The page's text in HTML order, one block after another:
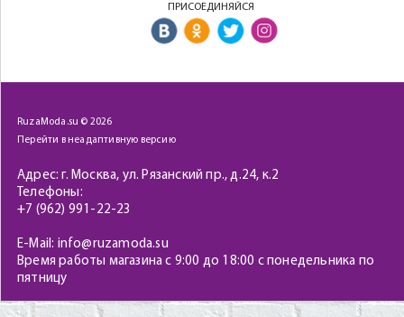
ПРИСОЕДИНЯЙСЯ
RuzaModa.su © 2026
Перейти в неадаптивную версию
Адрес: г. Москва, ул. Рязанский пр., д.24, к.2
Телефоны:
+7 (962) 991-22-23
E-Mail: info@ruzamoda.su
Время работы магазина с 9:00 до 18:00 с понедельника по
пятницу